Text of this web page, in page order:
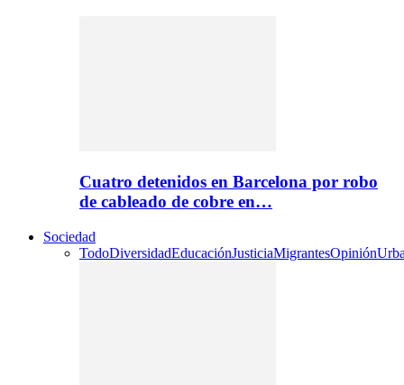
Cuatro detenidos en Barcelona por robo
de cableado de cobre en…
Sociedad
TodoDiversidadEducaciónJusticiaMigrantesOpinión